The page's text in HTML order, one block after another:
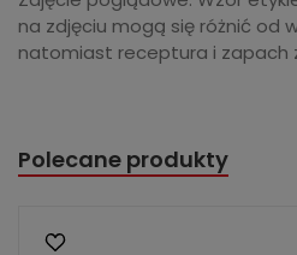
na zdjęciu mogą się różnić od
natomiast receptura i zapach
Polecane produkty